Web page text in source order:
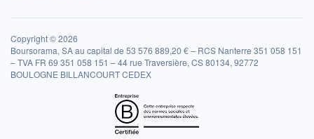
Copyright © 2026
Boursorama, SA au capital de 53 576 889,20 € – RCS Nanterre 351 058 151
– TVA FR 69 351 058 151 – 44 rue Traversière, CS 80134, 92772
BOULOGNE BILLANCOURT CEDEX